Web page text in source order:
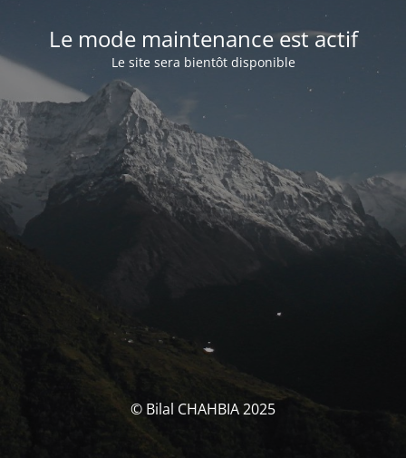
Le mode maintenance est actif
Le site sera bientôt disponible
© Bilal CHAHBIA 2025